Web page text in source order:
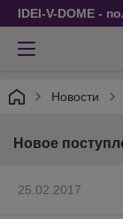
IDEI-V-DOME -
Новости
Новое
25.02.2017